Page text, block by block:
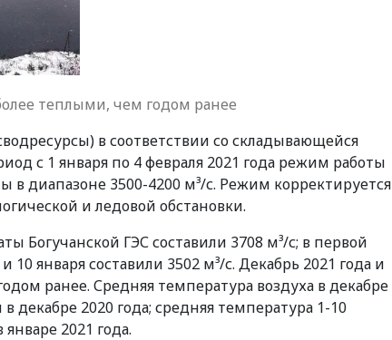
теплыми, чем годом ранее
в соответствии со складывающейся
с 1 января по 4 февраля 2021 года режим работы
в диапазоне 3500-4200 м³/с. Режим корректируется
и ледовой обстановки.
Богучанской ГЭС составили 3708 м³/с; в первой
января составили 3502 м³/с. Декабрь 2021 года и
ранее. Средняя температура воздуха в декабре
декабре 2020 года; средняя температура 1-10
2021 года.